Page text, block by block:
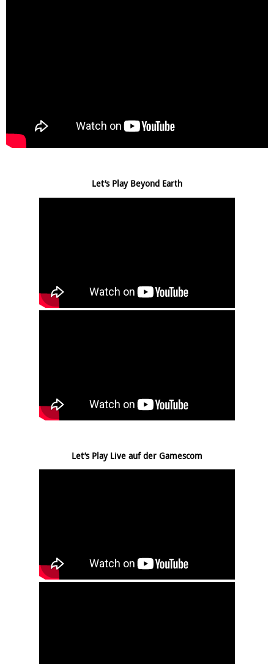
Let’s Play Beyond Earth
Let’s Play Live auf der Gamescom